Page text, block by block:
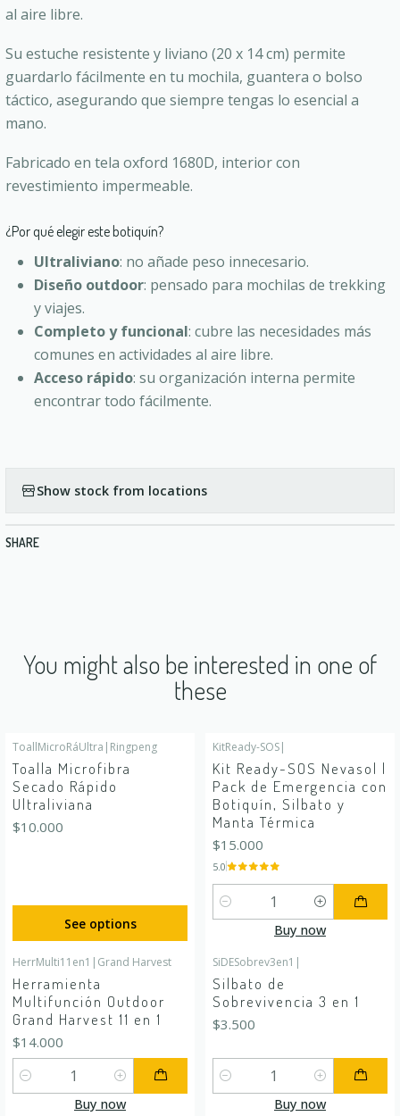
al aire libre.
Su estuche resistente y liviano (20 x 14 cm) permite
guardarlo fácilmente en tu mochila, guantera o bolso
táctico, asegurando que siempre tengas lo esencial a
mano.
Fabricado en tela oxford 1680D, interior con
revestimiento impermeable.
¿Por qué elegir este botiquín?
Ultraliviano: no añade peso innecesario.
Diseño outdoor: pensado para mochilas de trekking
y viajes.
Completo y funcional: cubre las necesidades más
comunes en actividades al aire libre.
Acceso rápido: su organización interna permite
encontrar todo fácilmente.
Show stock from locations
SHARE
You might also be interested in one of
these
ToallMicroRáUltra | Ringpeng
Toalla Microfibra
Secado Rápido
Ultraliviana
$10.000
See options
KitReady-SOS|
Kit Ready-SOS Nevasol |
Pack de Emergencia con
Botiquín, Silbato y
Manta Térmica
$15.000
5.0
Quantity
Buy now
HerrMulti11en1 | Grand Harvest
Herramienta
Multifunción Outdoor
Grand Harvest 11 en 1
$14.000
Quantity
Buy now
SiDESobrev3en1 |
Silbato de
Sobrevivencia 3 en 1
$3.500
Quantity
Buy now